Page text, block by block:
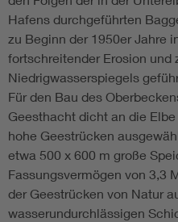
Hafens durchgeführten
zu Beginn der 1950er Jahre
fortschreitender Erosion und
Niedrigwasserspiegels
Für den Bau des
Geesthacht dicht an die
hohe Geestrücken
etwa 500 x 600 m große
Fassungsvermögen von 3,3
der Geestrücken von Natur
wasserundurchlässigen